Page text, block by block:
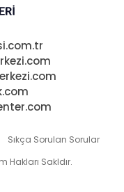
Sıkça Sorulan Sorular
Hakları Sakldır.